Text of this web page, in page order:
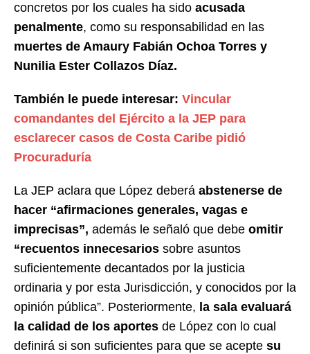
concretos por los cuales ha sido acusada
penalmente, como su responsabilidad en las
muertes de Amaury Fabián Ochoa Torres y
Nunilia Ester Collazos Díaz.
También le puede interesar: Vincular
comandantes del Ejército a la JEP para
esclarecer casos de Costa Caribe pidió
Procuraduría
La JEP aclara que López deberá abstenerse de
hacer “afirmaciones generales, vagas e
imprecisas”, además le señaló que debe omitir
“recuentos innecesarios sobre asuntos
suficientemente decantados por la justicia
ordinaria y por esta Jurisdicción, y conocidos por la
opinión pública”. Posteriormente, la sala evaluará
la calidad de los aportes de López con lo cual
definirá si son suficientes para que se acepte su